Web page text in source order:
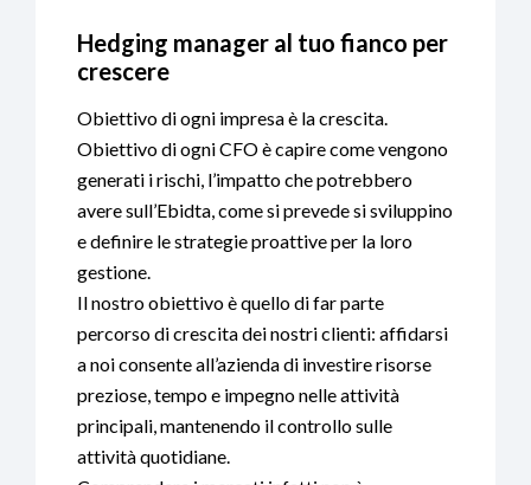
Hedging manager al tuo fianco per
crescere
Obiettivo di ogni impresa è la crescita.
Obiettivo di ogni CFO è capire come vengono
generati i rischi, l’impatto che potrebbero
avere sull’Ebidta, come si prevede si sviluppino
e definire le strategie proattive per la loro
gestione.
Il nostro obiettivo è quello di far parte
percorso di crescita dei nostri clienti: affidarsi
a noi consente all’azienda di investire risorse
preziose, tempo e impegno nelle attività
principali, mantenendo il controllo sulle
attività quotidiane.